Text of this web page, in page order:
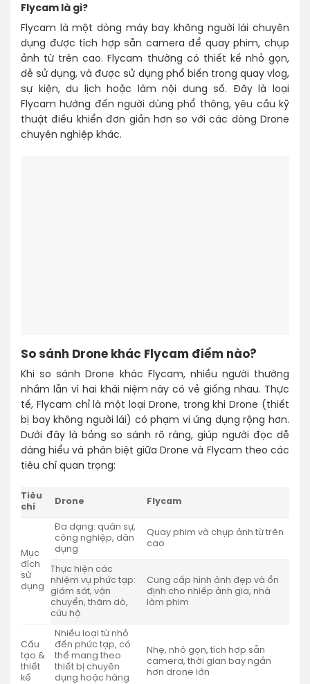
Flycam là gì?
Flycam là một dòng máy bay không người lái chuyên
dụng được tích hợp sẵn camera để quay phim, chụp
ảnh từ trên cao. Flycam thường có thiết kế nhỏ gọn,
dễ sử dụng, và được sử dụng phổ biến trong quay vlog,
sự kiện, du lịch hoặc làm nội dung số. Đây là loại
Flycam hướng đến người dùng phổ thông, yêu cầu kỹ
thuật điều khiển đơn giản hơn so với các dòng Drone
chuyên nghiệp khác.
So sánh Drone khác Flycam điểm nào?
Khi so sánh Drone khác Flycam, nhiều người thường
nhầm lẫn vì hai khái niệm này có vẻ giống nhau. Thực
tế, Flycam chỉ là một loại Drone, trong khi Drone (thiết
bị bay không người lái) có phạm vi ứng dụng rộng hơn.
Dưới đây là bảng so sánh rõ ràng, giúp người đọc dễ
dàng hiểu và phân biệt giữa Drone và Flycam theo các
tiêu chí quan trọng:
Tiêu
chí
Drone Flycam
Mục
đích
sử
dụng
Đa dạng: quân sự,
công nghiệp, dân
dụng
Quay phim và chụp ảnh từ trên
cao
Thực hiện các
nhiệm vụ phức tạp:
giám sát, vận
chuyển, thăm dò,
cứu hộ
Cung cấp hình ảnh đẹp và ổn
định cho nhiếp ảnh gia, nhà
làm phim
Cấu
tạo &
thiết
kế
Nhiều loại từ nhỏ
đến phức tạp, có
thể mang theo
thiết bị chuyên
dụng hoặc hàng
Nhẹ, nhỏ gọn, tích hợp sẵn
camera, thời gian bay ngắn
hơn drone lớn